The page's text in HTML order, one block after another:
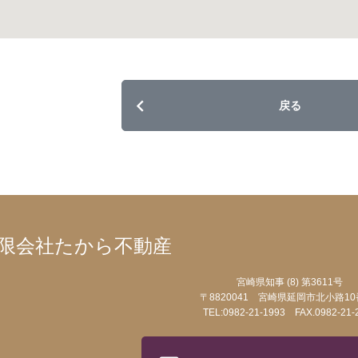
戻る
会社たから不動産
宮崎県知事 (8) 第3611号
〒8820041 宮崎県延岡市北小路10
TEL:0982-21-1993 FAX.0982-21-